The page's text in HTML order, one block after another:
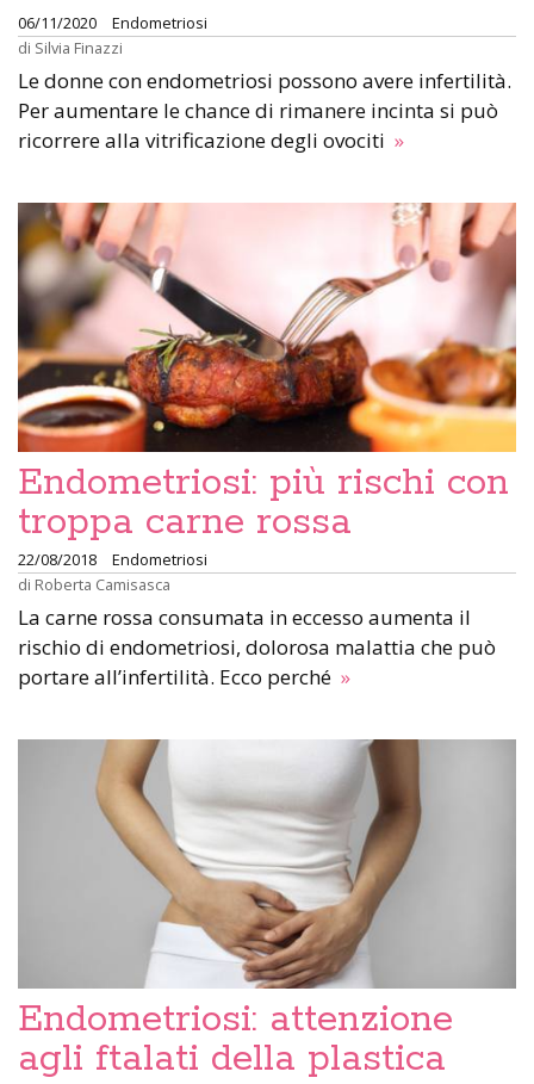
06/11/2020
Endometriosi
di Silvia Finazzi
Le donne con endometriosi possono avere infertilità.
Per aumentare le chance di rimanere incinta si può
ricorrere alla vitrificazione degli ovociti »
Endometriosi: più rischi con
troppa carne rossa
22/08/2018
Endometriosi
di Roberta Camisasca
La carne rossa consumata in eccesso aumenta il
rischio di endometriosi, dolorosa malattia che può
portare all’infertilità. Ecco perché »
Endometriosi: attenzione
agli ftalati della plastica